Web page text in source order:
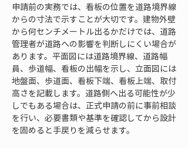
申請前の実務では、看板の位置を道路境界線
からの寸法で示すことが大切です。建物外壁
から何センチメートル出るかだけでは、道路
管理者が道路への影響を判断しにくい場合が
あります。平面図には道路境界線、道路幅
員、歩道幅、看板の出幅を示し、立面図には
地盤面、歩道面、看板下端、看板上端、取付
高さを記載します。道路側へ出る可能性が少
しでもある場合は、正式申請の前に事前相談
を行い、必要書類や基準を確認してから設計
を固めると手戻りを減らせます。